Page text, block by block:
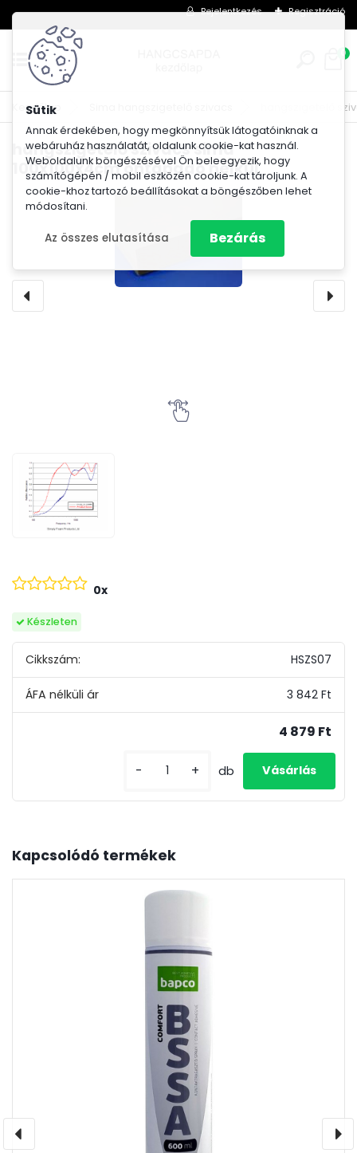
Annak érdekében, hogy megkönnyítsük látogatóinknak a
webáruház használatát, oldalunk cookie-kat használ.
Weboldalunk böngészésével Ön beleegyezik, hogy
számítógépén / mobil eszközén cookie-kat tároljunk. A
cookie-khoz tartozó beállításokat a böngészőben lehet
módosítani.
Az összes elutasítása Bezárás
Bejelentkezés Regisztráció
0
Kezdőlap hangszigetelő
hangszigetelő szivacs sima
100x100x4cm öntapadó nélkül
Készleten
0x
Cikkszám: HSZS07
3 842 Ft
4 879 Ft
- + db
Kapcsolódó termékek